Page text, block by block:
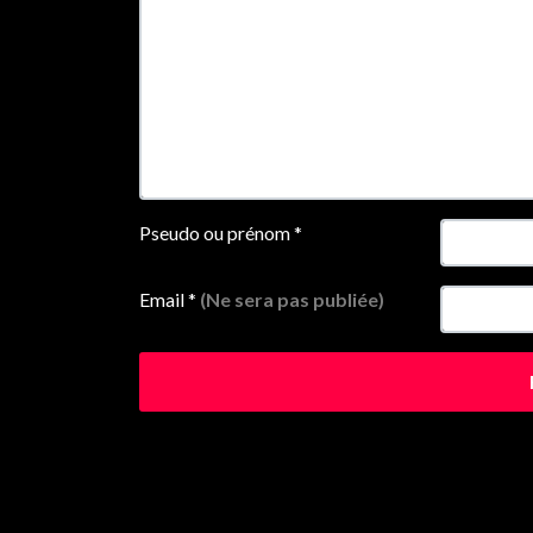
Pseudo ou prénom*
Email* (Ne sera pas publiée)